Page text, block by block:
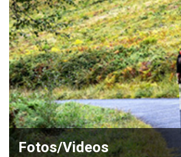
Fotos/Videos